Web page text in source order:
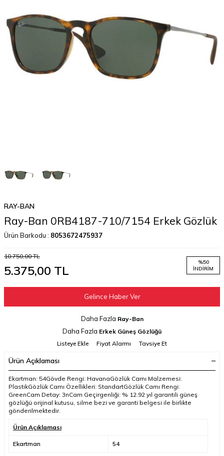
RAY-BAN
Ray-Ban 0RB4187-710/7154 Erkek Gözlük
Ürün Barkodu : 8053672475937
10.750,00TL
5.375,00 TL
%50
İNDIRIM
Gelince Haber Ver
Daha Fazla Ray-Ban
Daha Fazla Erkek Güneş Gözlüğü
Listeye Ekle
Fiyat Alarmı Tavsiye Et
Ürün Açıklaması
Ekartman: 54Gövde Rengi: HavanaGözlük Camı Malzemesi:
PlastikGözlük Camı Özellikleri: StandartGözlük Camı Rengi:
GreenCam Detay: 3nCam Geçirgenliği: % 12.92 yıl garantili güneş
gözlüğü orijinal kutusu, silme bezi ve garanti belgesi ile birlikte
gönderilmektedir.
Ürün Açıklaması
Ekartman 54